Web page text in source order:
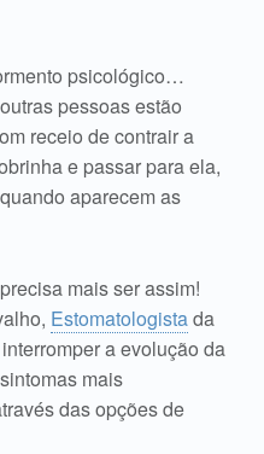
psicológico…
pessoas estão
receio de contrair a
e passar para ela,
aparecem as
mais ser assim!
Estomatologistada
a evolução da
mais
das opções de